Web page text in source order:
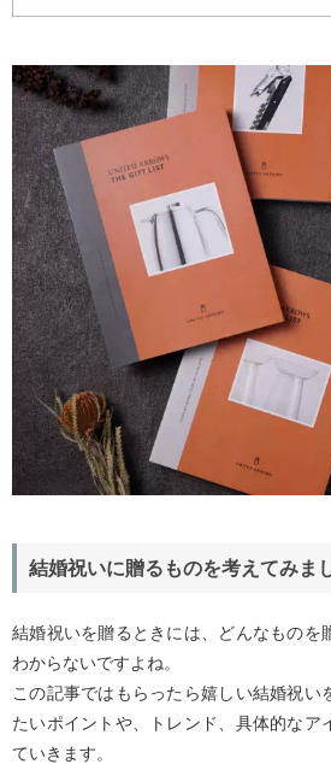
結婚祝いに贈るものを考えてみま
結婚祝いを贈るときには、どんなものを
わからないですよね。
この記事ではもらったら嬉しい結婚祝い
たいポイントや、トレンド、具体的なア
ていきます。